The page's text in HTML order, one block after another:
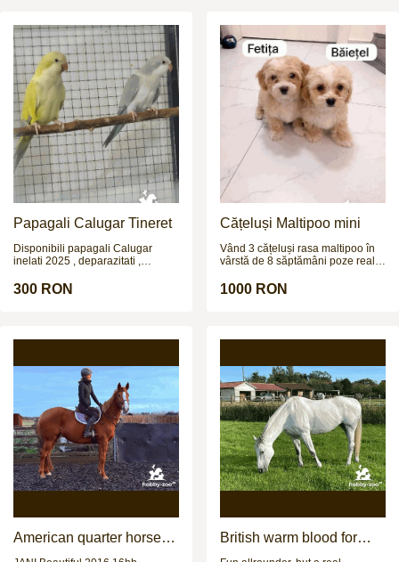
Papagali Calugar Tineret
Disponibili papagali Calugar
inelati 2025 , deparazitati ,
schimburi !!!
300 RON
Cățeluși Maltipoo mini
Vând 3 cățeluși rasa maltipoo în
vârstă de 8 săptămâni poze reale
vă aștept pe wapp
1000 RON
American quarter horse
British warm blood for